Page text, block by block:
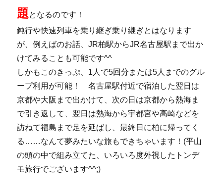
題となるのです！
鈍行や快速列車を乗り継ぎ乗り継ぎとはなります
が、例えばのお話、JR柏駅からJR名古屋駅まで出か
けてみることも可能です^^
しかもこのきっぷ、1人で5回分または5人までのグル
ープ利用が可能！ 名古屋駅付近で宿泊した翌日は
京都や大阪まで出かけて、次の日は京都から熱海ま
で引き返して、翌日は熱海から宇都宮や高崎などを
訪ねて福島まで足を延ばし、最終日に柏に帰ってく
る……なんて夢みたいな旅もできちゃいます！(平山
の頭の中で組み立てた、いろいろ度外視したトンデ
モ旅行でございます^^;)